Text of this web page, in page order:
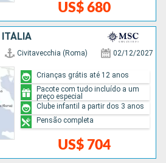
US$ 680
ITÁLIA
Civitavecchia (Roma) 02/12/2027
US$ 704
Crianças grátis até 12 anos
Pacote com tudo incluído a um
preço especial
Clube infantil a partir dos 3 anos
Pensão completa